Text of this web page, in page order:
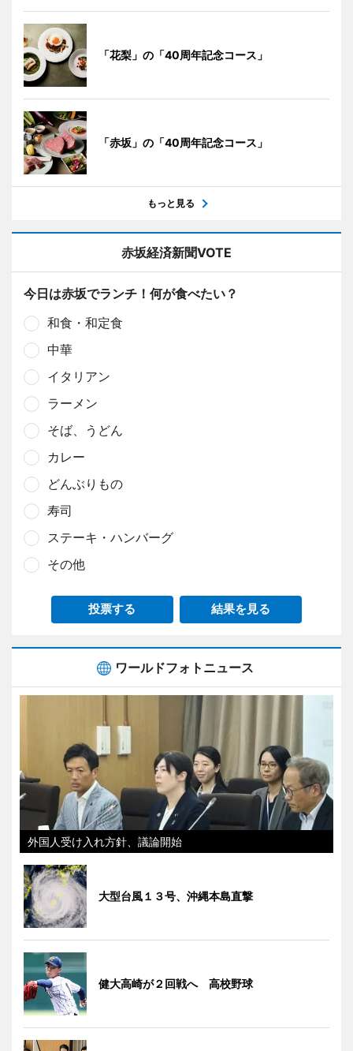
「花梨」の「40周年記念コース」
「赤坂」の「40周年記念コース」
もっと見る
赤坂経済新聞VOTE
今日は赤坂でランチ！何が食べたい？
和食・和定食
中華
イタリアン
ラーメン
そば、うどん
カレー
どんぶりもの
寿司
ステーキ・ハンバーグ
その他
投票する 結果を見る
ワールドフォトニュース
外国人受け入れ方針、議論開始
大型台風１３号、沖縄本島直撃
健大高崎が２回戦へ 高校野球